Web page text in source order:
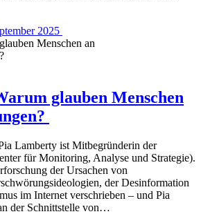
2025
glauben Menschen
Lamberty ist Mitbegründerin der
für Monitoring, Analyse und Strategie).
der Ursachen von
der Desinformation
im Internet verschrieben – und Pia
der Schnittstelle von…